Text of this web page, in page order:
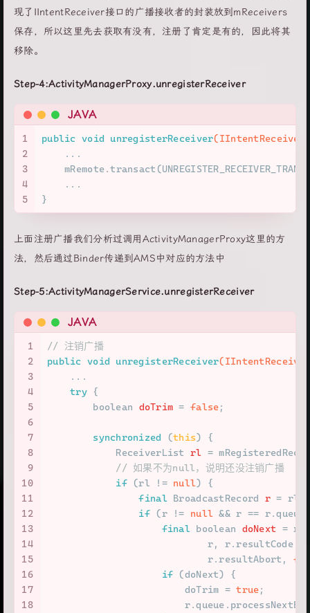
现了IIntentReceiver接口的广播接收者的封装放到mReceivers
保存，所以这里先去获取有没有，注册了肯定是有的，因此将其
移除。
Step-4:ActivityManagerProxy.unregisterReceiver
JAVA
1
2
3
4
5
public void unregisterReceiver
    ...
    ...
}
上面注册广播我们分析过调用ActivityManagerProxy这里的方
法，然后通过Binder传递到AMS中对应的方法中
Step-5:ActivityManagerService.unregisterReceiver
JAVA
1
2
3
4
5
6
7
8
9
10
11
12
13
14
15
16
17
18
// 注销广播
public void unregisterReceiver
    ...
try {
boolean doTrim = false;
synchronized (this) {
ReceiverList rl =
// 如果不为null，说明还没注销广播
if (rl != null) {
final BroadcastRecord r =
if (r != null && r ==
final boolean doNext =
r, r.resultCode,
                            r.resultAbort,
if (doNext) {
                        doTrim =
true;